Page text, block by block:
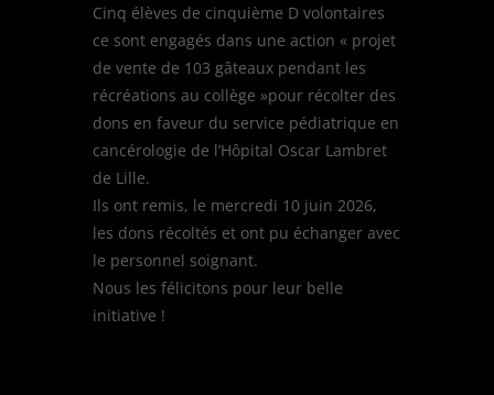
Cinq élèves de cinquième D volontaires
ce sont engagés dans une action « projet
de vente de 103 gâteaux pendant les
récréations au collège »pour récolter des
dons en faveur du service pédiatrique en
cancérologie de l’Hôpital Oscar Lambret
de Lille.
Ils ont remis, le mercredi 10 juin 2026,
les dons récoltés et ont pu échanger avec
le personnel soignant.
Nous les félicitons pour leur belle
initiative !